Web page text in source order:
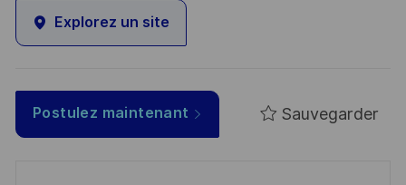
Explorez un site
Postulez maintenant Sauvegarder